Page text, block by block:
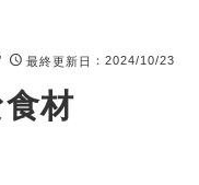
最終更新日 ：2024/10/23
材